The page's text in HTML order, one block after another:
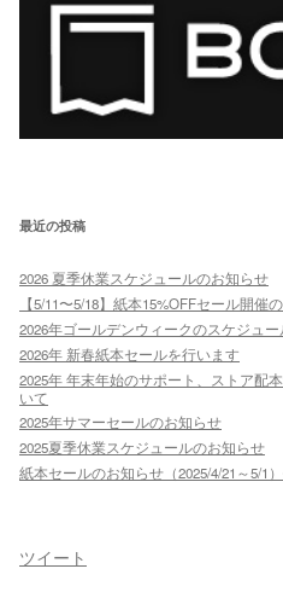
最近の投稿
2026 夏季休業スケジュールのお知らせ
【5/11〜5/18】紙本15%OFFセール開催
2026年ゴールデンウィークのスケジュ
2026年 新春紙本セールを行います
2025年 年末年始のサポート、ストア配
いて
2025年サマーセールのお知らせ
2025夏季休業スケジュールのお知らせ
紙本セールのお知らせ（2025/4/21～5/1
ツイート